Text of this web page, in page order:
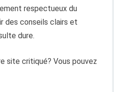
respectueux du
des conseils clairs et
dure.
site critiqué? Vous pouvez